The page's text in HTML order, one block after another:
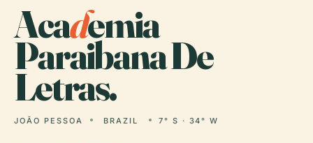
Academia
Paraibana De
Letras.
JOÃO PESSOA BRAZIL 7° S · 34° W